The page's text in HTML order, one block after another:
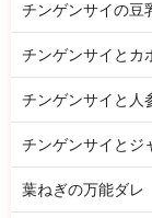
チンゲンサイの豆
チンゲンサイとカ
チンゲンサイと人
チンゲンサイとジ
葉ねぎの万能ダレ